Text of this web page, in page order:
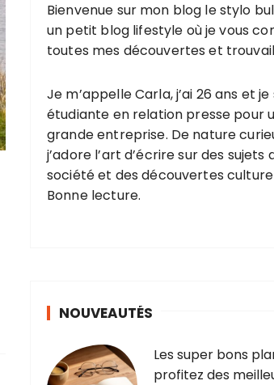
Bienvenue sur mon blog le stylo
un petit blog lifestyle où je vous
toutes mes découvertes et
Je m’appelle Carla, j’ai 26 ans et je
étudiante en relation presse pour
grande entreprise. De nature
j’adore l’art d’écrire sur des sujets
société et des découvertes
Bonne lecture.
NOUVEAUTÉS
Les super bons
profitez des